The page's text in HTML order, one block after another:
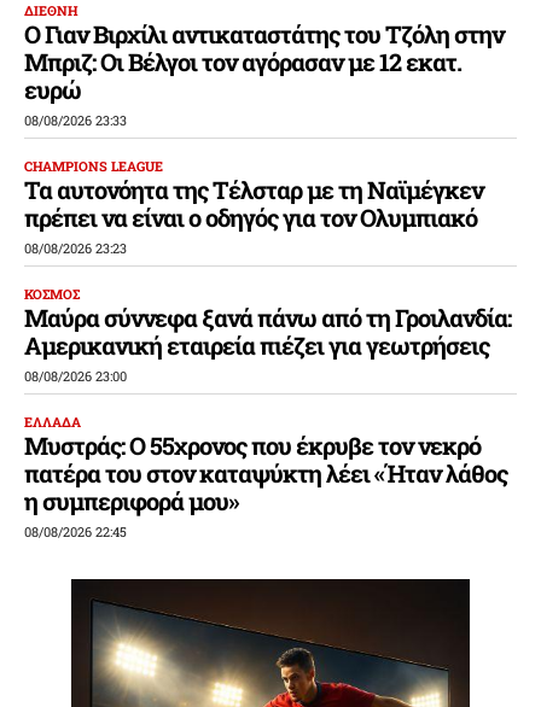
ΔΙΕΘΝΗ
Ο Γιαν Βιρχίλι αντικαταστάτης του Τζόλη στην
Μπριζ: Οι Βέλγοι τον αγόρασαν με 12 εκατ.
ευρώ
08/08/2026 23:33
CHAMPIONS LEAGUE
Τα αυτονόητα της Τέλσταρ με τη Ναϊμέγκεν
πρέπει να είναι ο οδηγός για τον Ολυμπιακό
08/08/2026 23:23
ΚΟΣΜΟΣ
Μαύρα σύννεφα ξανά πάνω από τη Γροιλανδία:
Αμερικανική εταιρεία πιέζει για γεωτρήσεις
08/08/2026 23:00
ΕΛΛΑΔΑ
Μυστράς: Ο 55χρονος που έκρυβε τον νεκρό
πατέρα του στον καταψύκτη λέει «Ήταν λάθος
η συμπεριφορά μου»
08/08/2026 22:45